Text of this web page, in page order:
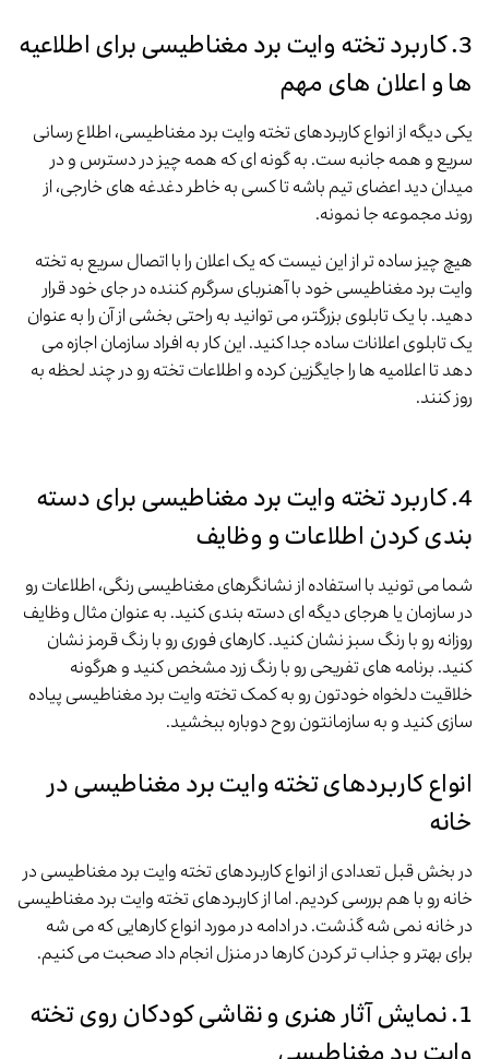
3. کاربرد تخته وایت برد مغناطیسی برای اطلاعیه
ها و اعلان های مهم
یکی دیگه از انواع کاربردهای تخته وایت برد مغناطیسی، اطلاع رسانی
سریع و همه جانبه ست. به گونه ای که همه چیز در دسترس و در
میدان دید اعضای تیم باشه تا کسی به خاطر دغدغه های خارجی، از
روند مجموعه جا نمونه.
هیچ چیز ساده تر از این نیست که یک اعلان را با اتصال سریع به تخته
وایت برد مغناطیسی خود با آهنربای سرگرم کننده در جای خود قرار
دهید. با یک تابلوی بزرگتر، می توانید به راحتی بخشی از آن را به عنوان
یک تابلوی اعلانات ساده جدا کنید. این کار به افراد سازمان اجازه می
دهد تا اعلامیه ها را جایگزین کرده و اطلاعات تخته رو در چند لحظه به
روز کنند.
4. کاربرد تخته وایت برد مغناطیسی برای دسته
بندی کردن اطلاعات و وظایف
شما می تونید با استفاده از نشانگرهای مغناطیسی رنگی، اطلاعات رو
در سازمان یا هرجای دیگه ای دسته بندی کنید. به عنوان مثال وظایف
روزانه رو با رنگ سبز نشان کنید. کارهای فوری رو با رنگ قرمز نشان
کنید. برنامه های تفریحی رو با رنگ زرد مشخص کنید و هرگونه
خلاقیت دلخواه خودتون رو به کمک تخته وایت برد مغناطیسی پیاده
سازی کنید و به سازمانتون روح دوباره ببخشید.
انواع کاربردهای تخته وایت برد مغناطیسی در
خانه
در بخش قبل تعدادی از انواع کاربردهای تخته وایت برد مغناطیسی در
خانه رو با هم بررسی کردیم. اما از کاربردهای تخته وایت برد مغناطیسی
در خانه نمی شه گذشت. در ادامه در مورد انواع کارهایی که می شه
برای بهتر و جذاب تر کردن کارها در منزل انجام داد صحبت می کنیم.
1. نمایش آثار هنری و نقاشی کودکان روی تخته